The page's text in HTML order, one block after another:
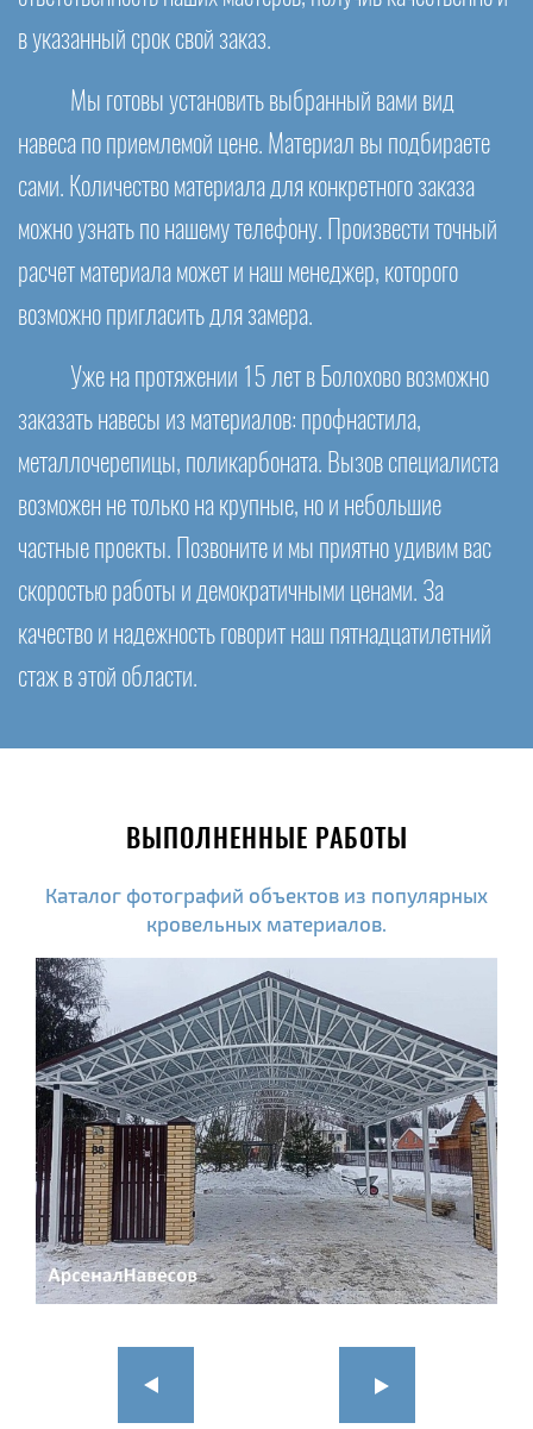
в указанный срок свой заказ.
Мы готовы установить выбранный вами вид
навеса по приемлемой цене. Материал вы подбираете
сами. Количество материала для конкретного заказа
можно узнать по нашему телефону. Произвести точный
расчет материала может и наш менеджер, которого
возможно пригласить для замера.
Уже на протяжении 15 лет в Болохово возможно
заказать навесы из материалов: профнастила,
металлочерепицы, поликарбоната. Вызов специалиста
возможен не только на крупные, но и небольшие
частные проекты. Позвоните и мы приятно удивим вас
скоростью работы и демократичными ценами. За
качество и надежность говорит наш пятнадцатилетний
стаж в этой области.
ВЫПОЛНЕННЫЕ РАБОТЫ
Каталог фотографий объектов из популярных
кровельных материалов.